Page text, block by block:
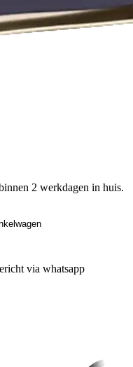
2 werkdagen in huis.
via whatsapp